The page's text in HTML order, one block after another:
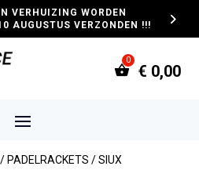
VERHUIZING WORDEN
AUGUSTUS VERZONDEN !!!
€ 0,00
/ PADELRACKETS / SIUX